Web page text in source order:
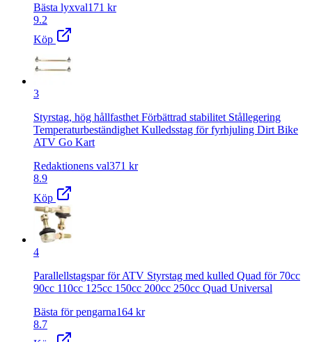
Bästa lyxval171 kr
9.2
Köp
3
Styrstag, hög hållfasthet Förbättrad stabilitet Stållegering
Temperaturbeständighet Kulledsstag för fyrhjuling Dirt Bike
ATV Go Kart
Redaktionens val371 kr
8.9
Köp
4
Parallellstagspar för ATV Styrstag med kulled Quad för 70cc
90cc 110cc 125cc 150cc 200cc 250cc Quad Universal
Bästa för pengarna164 kr
8.7